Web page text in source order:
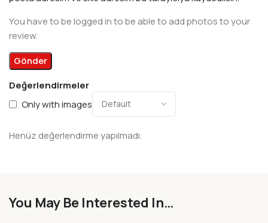
Değerlendirmeler
Only with images
Henüz değerlendirme yapılmadı.
You have to be logged in to be able to add photos to your
review.
You May Be Interested In…